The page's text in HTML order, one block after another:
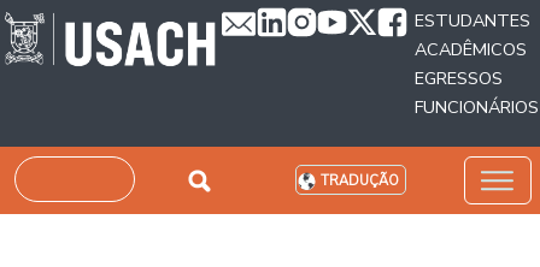
Passar para o conteúdo principal
ESTUDANTES
ACADÊMICOS
EGRESSOS
FUNCIONÁRIOS
Pesquisar TRADUÇÃO